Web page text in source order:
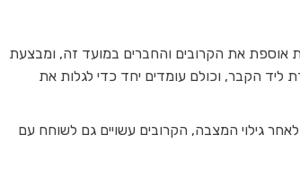
הפטירה. המשפחה הנפגעת אוספת את הקרובים והחברים במועד זה, ומבצעת
הקבר, וכולם עומדים יחד כדי לגלות את
גילוי המצבה, הקרובים עשויים גם לשוחח עם